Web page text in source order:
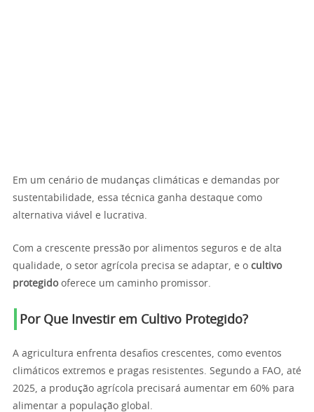
Em um cenário de mudanças climáticas e demandas por
sustentabilidade, essa técnica ganha destaque como
alternativa viável e lucrativa.
Com a crescente pressão por alimentos seguros e de alta
qualidade, o setor agrícola precisa se adaptar, e o cultivo
protegidooferece um caminho promissor.
Por Que Investir em Cultivo Protegido?
A agricultura enfrenta desafios crescentes, como eventos
climáticos extremos e pragas resistentes. Segundo a FAO, até
2025, a produção agrícola precisará aumentar em 60% para
alimentar a população global.